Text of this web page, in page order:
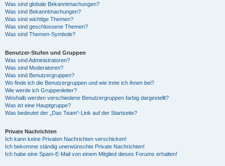
Was sind globale Bekanntmachungen?
Was sind Bekanntmachungen?
Was sind wichtige Themen?
Was sind geschlossene Themen?
Was sind Themen-Symbole?
Benutzer-Stufen und Gruppen
Was sind Administratoren?
Was sind Moderatoren?
Was sind Benutzergruppen?
Wo finde ich die Benutzergruppen und wie trete ich ihnen bei?
Wie werde ich Gruppenleiter?
Weshalb werden verschiedene Benutzergruppen farbig dargestellt?
Was ist eine Hauptgruppe?
Was bedeutet der „Das Team“-Link auf der Startseite?
Private Nachrichten
Ich kann keine Privaten Nachrichten verschicken!
Ich bekomme ständig unerwünschte Private Nachrichten!
Ich habe eine Spam-E-Mail von einem Mitglied dieses Forums erhalten!